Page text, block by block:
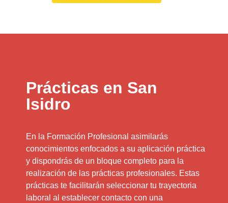
Prácticas en San
Isidro
En la Formación Profesional asimilarás
conocimientos enfocados a su aplicación práctica
y dispondrás de un bloque completo para la
realización de las prácticas profesionales. Estas
prácticas te facilitarán seleccionar tu trayectoria
laboral al establecer contacto con una